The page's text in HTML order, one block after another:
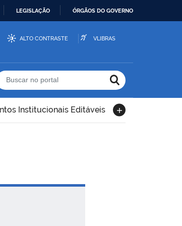
LEGISLAÇÃO ÓRGÃOS DO GOVERNO
ALTO CONTRASTE VLIBRAS
Buscar no portal
Institucionais Editáveis